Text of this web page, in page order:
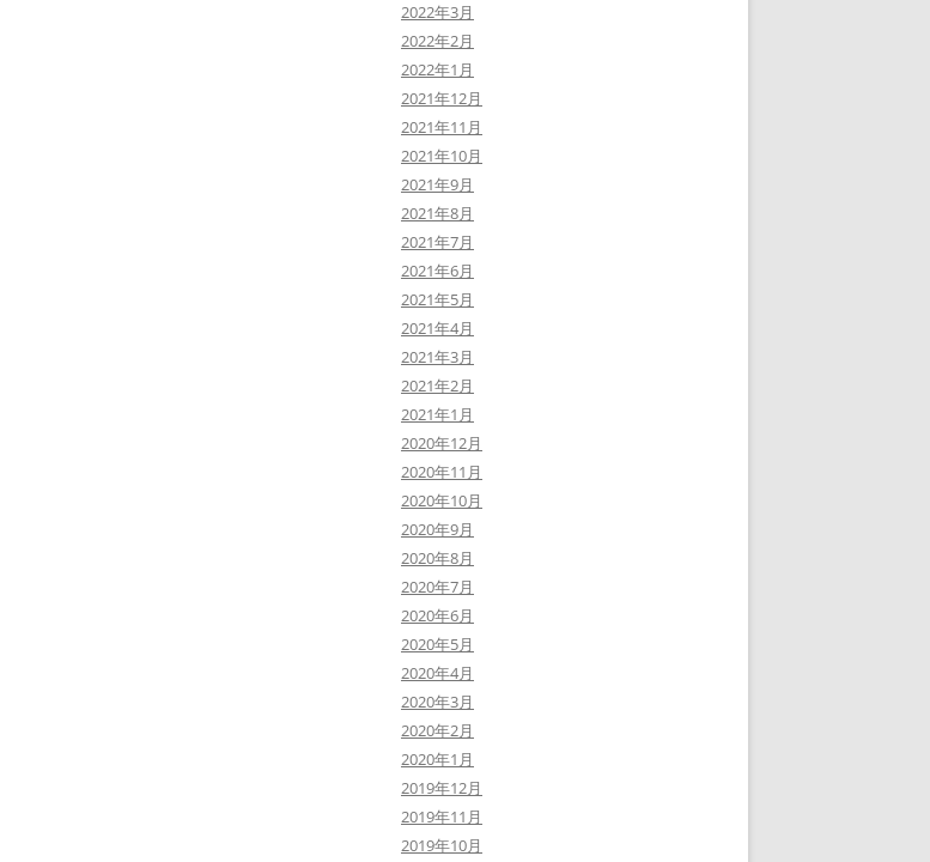
2022年3月
2022年2月
2022年1月
2021年12月
2021年11月
2021年10月
2021年9月
2021年8月
2021年7月
2021年6月
2021年5月
2021年4月
2021年3月
2021年2月
2021年1月
2020年12月
2020年11月
2020年10月
2020年9月
2020年8月
2020年7月
2020年6月
2020年5月
2020年4月
2020年3月
2020年2月
2020年1月
2019年12月
2019年11月
2019年10月